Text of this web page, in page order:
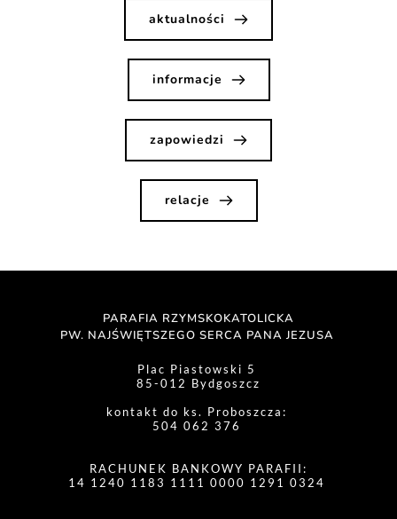
aktualności
informacje
zapowiedzi
relacje
PARAFIA RZYMSKOKATOLICKA
PW. NAJŚWIĘTSZEGO SERCA PANA JEZUSA
Plac Piastowski 5
85-012 Bydgoszcz
kontakt do ks. Proboszcza:
504 062 376
RACHUNEK BANKOWY PARAFII:
14 1240 1183 1111 0000 1291 0324